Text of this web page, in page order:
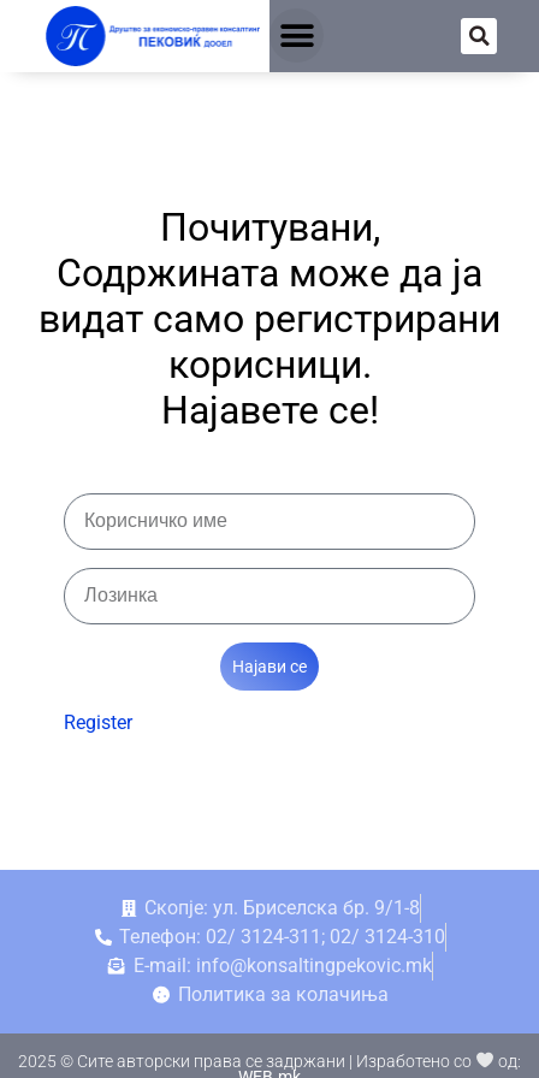
Почитувани,
Содржината може да ја
видат само регистрирани
корисници.
Најавете се!
Најави се
Register
Скопје: ул. Бриселска бр. 9/1-8
Телефон: 02/ 3124-311; 02/ 3124-310
E-mail: info@konsaltingpekovic.mk
Политика за колачиња
2025 © Сите авторски права се задржани | Изработено со
од: